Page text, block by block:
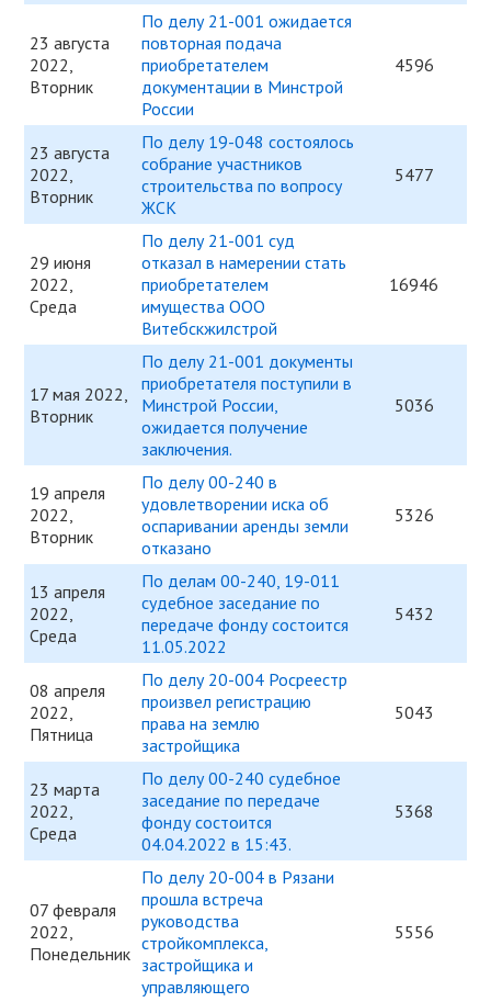
23 августа
2022,
Вторник
По делу 21-001 ожидается
повторная подача
приобретателем
документации в Минстрой
России
4596
23 августа
2022,
Вторник
По делу 19-048 состоялось
собрание участников
строительства по вопросу
ЖСК
5477
29 июня
2022,
Среда
По делу 21-001 суд
отказал в намерении стать
приобретателем
имущества ООО
Витебскжилстрой
16946
17 мая 2022,
Вторник
По делу 21-001 документы
приобретателя поступили в
Минстрой России,
ожидается получение
заключения.
5036
19 апреля
2022,
Вторник
По делу 00-240 в
удовлетворении иска об
оспаривании аренды земли
отказано
5326
13 апреля
2022,
Среда
По делам 00-240, 19-011
судебное заседание по
передаче фонду состоится
11.05.2022
5432
08 апреля
2022,
Пятница
По делу 20-004 Росреестр
произвел регистрацию
права на землю
застройщика
5043
23 марта
2022,
Среда
По делу 00-240 судебное
заседание по передаче
фонду состоится
04.04.2022 в 15:43.
5368
07 февраля
2022,
Понедельник
По делу 20-004 в Рязани
прошла встреча
руководства
стройкомплекса,
застройщика и
управляющего
5556